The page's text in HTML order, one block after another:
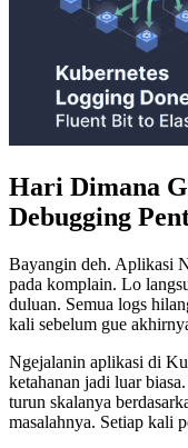
Hari Dimana
Debugging
Bayangin deh. Aplikasi
pada komplain. Lo
duluan. Semua logs
kali sebelum gue
Ngejalanin aplikasi di
ketahanan jadi luar
turun skalanya
masalahnya. Setiap kali